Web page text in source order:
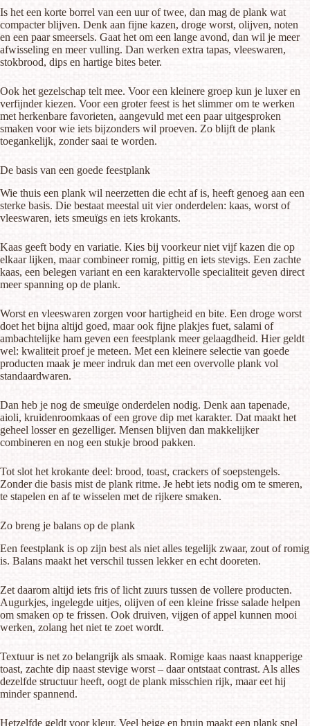
Is het een korte borrel van een uur of twee, dan mag de plank wat
compacter blijven. Denk aan fijne kazen, droge worst, olijven, noten
en een paar smeersels. Gaat het om een lange avond, dan wil je meer
afwisseling en meer vulling. Dan werken extra tapas, vleeswaren,
stokbrood, dips en hartige bites beter.
Ook het gezelschap telt mee. Voor een kleinere groep kun je luxer en
verfijnder kiezen. Voor een groter feest is het slimmer om te werken
met herkenbare favorieten, aangevuld met een paar uitgesproken
smaken voor wie iets bijzonders wil proeven. Zo blijft de plank
toegankelijk, zonder saai te worden.
De basis van een goede feestplank
Wie thuis een plank wil neerzetten die echt af is, heeft genoeg aan een
sterke basis. Die bestaat meestal uit vier onderdelen: kaas, worst of
vleeswaren, iets smeuïgs en iets krokants.
Kaas geeft body en variatie. Kies bij voorkeur niet vijf kazen die op
elkaar lijken, maar combineer romig, pittig en iets stevigs. Een zachte
kaas, een belegen variant en een karaktervolle specialiteit geven direct
meer spanning op de plank.
Worst en vleeswaren zorgen voor hartigheid en bite. Een droge worst
doet het bijna altijd goed, maar ook fijne plakjes fuet, salami of
ambachtelijke ham geven een feestplank meer gelaagdheid. Hier geldt
wel: kwaliteit proef je meteen. Met een kleinere selectie van goede
producten maak je meer indruk dan met een overvolle plank vol
standaardwaren.
Dan heb je nog de smeuïge onderdelen nodig. Denk aan tapenade,
aioli, kruidenroomkaas of een grove dip met karakter. Dat maakt het
geheel losser en gezelliger. Mensen blijven dan makkelijker
combineren en nog een stukje brood pakken.
Tot slot het krokante deel: brood, toast, crackers of soepstengels.
Zonder die basis mist de plank ritme. Je hebt iets nodig om te smeren,
te stapelen en af te wisselen met de rijkere smaken.
Zo breng je balans op de plank
Een feestplank is op zijn best als niet alles tegelijk zwaar, zout of romig
is. Balans maakt het verschil tussen lekker en echt dooreten.
Zet daarom altijd iets fris of licht zuurs tussen de vollere producten.
Augurkjes, ingelegde uitjes, olijven of een kleine frisse salade helpen
om smaken op te frissen. Ook druiven, vijgen of appel kunnen mooi
werken, zolang het niet te zoet wordt.
Textuur is net zo belangrijk als smaak. Romige kaas naast knapperige
toast, zachte dip naast stevige worst – daar ontstaat contrast. Als alles
dezelfde structuur heeft, oogt de plank misschien rijk, maar eet hij
minder spannend.
Hetzelfde geldt voor kleur. Veel beige en bruin maakt een plank snel